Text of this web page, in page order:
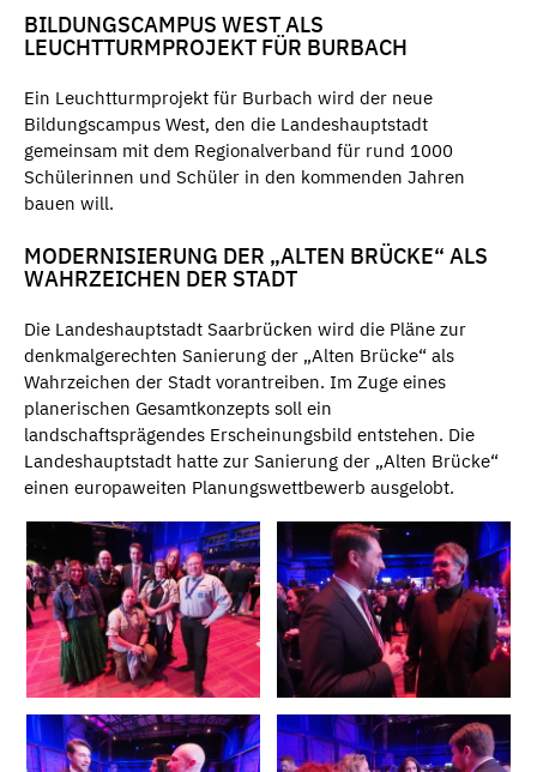
BILDUNGSCAMPUS WEST ALS
LEUCHTTURMPROJEKT FÜR BURBACH
Ein Leuchtturmprojekt für Burbach wird der neue
Bildungscampus West, den die Landeshauptstadt
gemeinsam mit dem Regionalverband für rund 1000
Schülerinnen und Schüler in den kommenden Jahren
bauen will.
MODERNISIERUNG DER „ALTEN BRÜCKE“ ALS
WAHRZEICHEN DER STADT
Die Landeshauptstadt Saarbrücken wird die Pläne zur
denkmalgerechten Sanierung der „Alten Brücke“ als
Wahrzeichen der Stadt vorantreiben. Im Zuge eines
planerischen Gesamtkonzepts soll ein
landschaftsprägendes Erscheinungsbild entstehen. Die
Landeshauptstadt hatte zur Sanierung der „Alten Brücke“
einen europaweiten Planungswettbewerb ausgelobt.